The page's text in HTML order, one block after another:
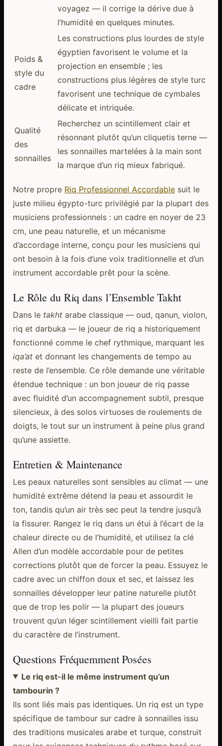
voyagez — il corrige la dérive due à
l’humidité en quelques minutes.
Poids &
style du
cadre
Les constructions plus lourdes de style
égyptien favorisent le volume et la
projection en ensemble ; les
constructions plus légères de style turc
favorisent une technique de cymbales
délicate et intriquée.
Qualité
des
sonnailles
Recherchez un scintillement clair et
résonnant plutôt qu’un cliquetis terne —
les sonnailles martelées à la main sont
la marque d’un riq mieux fabriqué.
Notre propre Riq Professionnel Accordablesuit le
juste milieu égypto-turc privilégié par la plupart des
musiciens professionnels : un cadre en noyer de 23
cm, une peau naturelle, et un mécanisme
d’accordage interne, conçu pour les musiciens qui
ont besoin à la fois d’une voix traditionnelle et d’un
instrument accordable prêt pour la scène.
Le Rôle du Riq dans l’Ensemble Takht
Dans le takhtarabe classique — oud, qanun, violon,
riq et darbuka — le joueur de riq a historiquement
fonctionné comme le chef rythmique, marquant les
iqa’atet donnant les changements de tempo au
reste de l’ensemble. Ce rôle demande une véritable
étendue technique : un bon joueur de riq passe
avec fluidité d’un accompagnement subtil, presque
silencieux, à des solos virtuoses de roulements de
doigts, le tout sur un instrument à peine plus grand
qu’une assiette.
Entretien & Maintenance
Les peaux naturelles sont sensibles au climat — une
humidité extrême détend la peau et assourdit le
ton, tandis qu’un air très sec peut la tendre jusqu’à
la fissurer. Rangez le riq dans un étui à l’écart de la
chaleur directe ou de l’humidité, et utilisez la clé
Allen d’un modèle accordable pour de petites
corrections plutôt que de forcer la peau. Essuyez le
cadre avec un chiffon doux et sec, et laissez les
sonnailles développer leur patine naturelle plutôt
que de trop les polir — la plupart des joueurs
trouvent qu’un léger scintillement vieilli fait partie
du caractère de l’instrument.
Questions Fréquemment Posées
Le riq est-il le même instrument qu’un
tambourin ?
Ils sont liés mais pas identiques. Un riq est un type
spécifique de tambour sur cadre à sonnailles issu
des traditions musicales arabe et turque, construit